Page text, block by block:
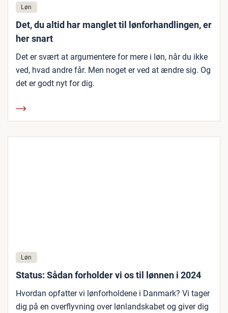
Løn
Det, du altid har manglet til lønforhandlingen, er
her snart
Det er svært at argumentere for mere i løn, når du ikke
ved, hvad andre får. Men noget er ved at ændre sig. Og
det er godt nyt for dig.
Løn
Status: Sådan forholder vi os til lønnen i 2024
Hvordan opfatter vi lønforholdene i Danmark? Vi tager
dig på en overflyvning over lønlandskabet og giver dig